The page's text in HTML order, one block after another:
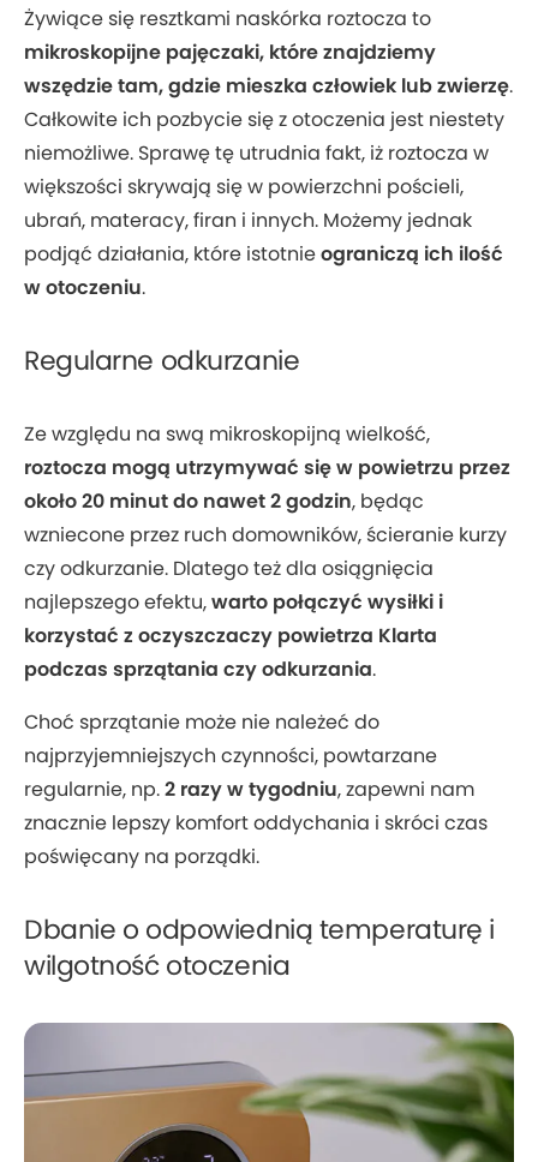
Żywiące się resztkami naskórka roztocza to
mikroskopijne pajęczaki, które znajdziemy
wszędzie tam, gdzie mieszka człowiek lub zwierzę.
Całkowite ich pozbycie się z otoczenia jest niestety
niemożliwe. Sprawę tę utrudnia fakt, iż roztocza w
większości skrywają się w powierzchni pościeli,
ubrań, materacy, firan i innych. Możemy jednak
podjąć działania, które istotnieograniczą ich ilość
w otoczeniu.
Regularne odkurzanie
Ze względu na swą mikroskopijną wielkość,
roztocza mogą utrzymywać się w powietrzu przez
około 20 minut do nawet 2 godzin, będąc
wzniecone przez ruch domowników, ścieranie kurzy
czy odkurzanie. Dlatego też dla osiągnięcia
najlepszego efektu,warto połączyć wysiłki i
korzystać z oczyszczaczy powietrza Klarta
podczas sprzątania czy odkurzania.
Choć sprzątanie może nie należeć do
najprzyjemniejszych czynności, powtarzane
regularnie, np.2 razy w tygodniu, zapewni nam
znacznie lepszy komfort oddychania i skróci czas
poświęcany na porządki.
Dbanie o odpowiednią temperaturę i
wilgotność otoczenia